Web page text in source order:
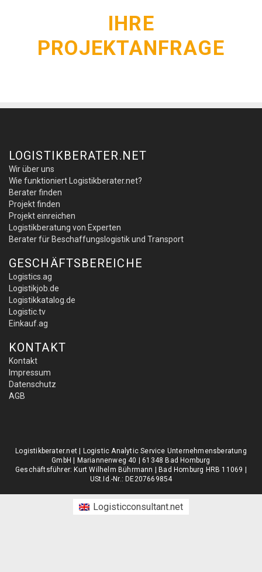
IHRE
PROJEKTANFRAGE
LOGISTIKBERATER.NET
Wir über uns
Wie funktioniert Logistikberater.net?
Berater finden
Projekt finden
Projekt einreichen
Logistikberatung von Experten
Berater für Beschaffungslogistik und Transport
GESCHÄFTSBEREICHE
Logistics.ag
Logistikjob.de
Logistikkatalog.de
Logistic.tv
Einkauf.ag
KONTAKT
Kontakt
Impressum
Datenschutz
AGB
Logistikberater.net | Logistic Analytic Service Unternehmensberatung
GmbH | Mariannenweg 40 | 61348 Bad Homburg
Geschäftsführer: Kurt Wilhelm Bührmann | Bad Homburg HRB 11069 |
USt.Id.-Nr.: DE207669854
Logisticconsultant.net